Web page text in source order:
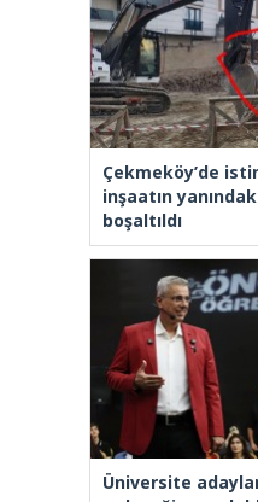
Çekmeköy’de
inşaatın
boşaltıldı
Üniversite